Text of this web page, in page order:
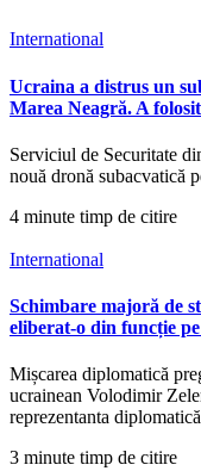
International
Ucraina a distrus un
Marea Neagră. A
Serviciul de Securitate
nouă dronă subacvatică
4 minute timp de citire
International
Schimbare majoră de
eliberat-o din funcție
Mișcarea diplomatică
ucrainean Volodimir
reprezentanta
3 minute timp de citire